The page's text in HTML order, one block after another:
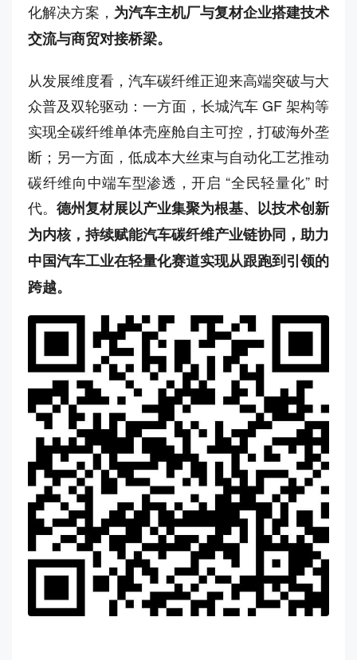
化解决方案， 为汽车主机厂与复材企业搭建技术
交流与商贸对接桥梁。
从发展维度看，汽车碳纤维正迎来高端突破与大
众普及双轮驱动：一方面，长城汽车 GF 架构等
实现全碳纤维单体壳座舱自主可控，打破海外垄
断；另一方面，低成本大丝束与自动化工艺推动
碳纤维向中端车型渗透，开启 “全民轻量化” 时
代。 德州复材展以产业集聚为根基、以技术创新
为内核，持续赋能汽车碳纤维产业链协同，助力
中国汽车工业在轻量化赛道实现从跟跑到引领的
跨越。